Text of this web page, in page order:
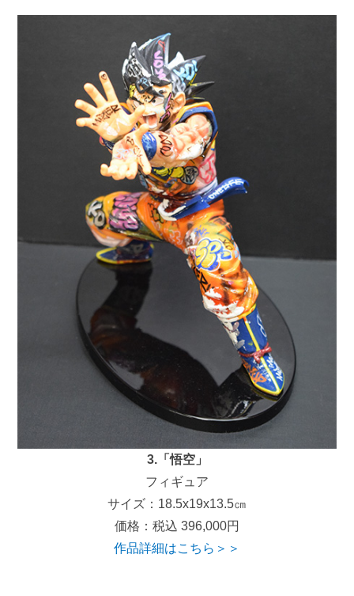
3.「悟空」
フィギュア
サイズ：18.5x19x13.5㎝
価格：税込 396,000円
作品詳細はこちら＞＞